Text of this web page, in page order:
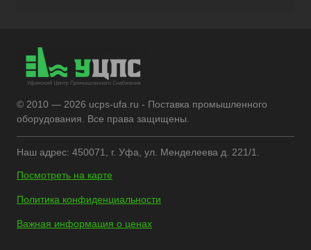
© 2010 — 2026 ucps-ufa.ru - Поставка промышленного
оборудования. Все права защищены.
Наш адрес: 450071, г. Уфа, ул. Менделеева д. 221/1.
Посмотреть на карте
Политика конфиденциальности
Важная информация о ценах